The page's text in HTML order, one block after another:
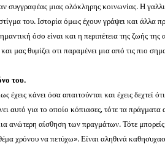
συγγραφέας μιας ολόκληρης κοινωνίας. Η
του. Ιστορία όμως έχουν γράψει και άλλα
όσο είναι και η περιπέτεια της ζωής
μας θυμίζει οτι παραμένει μια από τις πιο
του.
κάνει όσα απαιτούνται και έχεις δεχτεί
αυτό για το οποίο κόπιασες, τότε τα πράγματα
ανώτερη αίσθηση των πραγμάτων. Τότε
θέμα χρόνου να πετύχω». Είναι αληθινά